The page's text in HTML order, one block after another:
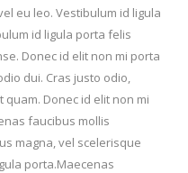
eu leo. Vestibulum id ligula
id ligula porta felis
Donec id elit non mi porta
dui. Cras justo odio,
Donec id elit non mi
faucibus mollis
magna, vel scelerisque
porta.Maecenas